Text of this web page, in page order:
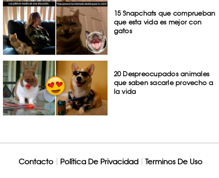
15 Snapchats que comprueban
que esta vida es mejor con
gatos
20 Despreocupados animales
que saben sacarle provecho a
la vida
Contacto Política De Privacidad Terminos De Uso